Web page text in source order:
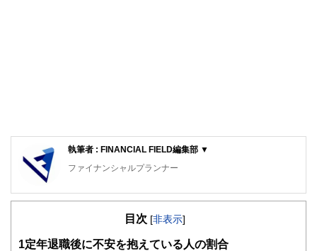
執筆者 : FINANCIAL FIELD編集部 ▼
ファイナンシャルプランナー
FinancialField編集部は、金融、経済に関する記事を、日々
知識がない方でも理解できるようわかりやすく発信していま
目次 [非表示]
1 定年退職後に不安を抱えている人の割合